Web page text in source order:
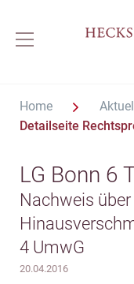
Home
Detailseite
LG Bonn 6
Nachweis
4 UmwG
20.04.2016